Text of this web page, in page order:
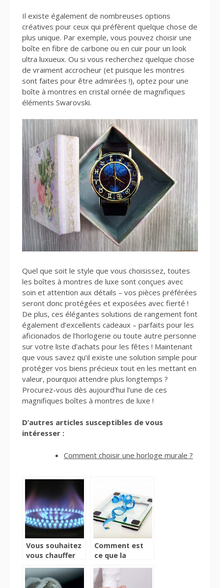
Il existe également de nombreuses options
créatives pour ceux qui préfèrent quelque chose de
plus unique. Par exemple, vous pouvez choisir une
boîte en fibre de carbone ou en cuir pour un look
ultra luxueux. Ou si vous recherchez quelque chose
de vraiment accrocheur (et puisque les montres
sont faites pour être admirées !), optez pour une
boîte à montres en cristal ornée de magnifiques
éléments Swarovski.
Quel que soit le style que vous choisissez, toutes
les boîtes à montres de luxe sont conçues avec
soin et attention aux détails – vos pièces préférées
seront donc protégées et exposées avec fierté !
De plus, ces élégantes solutions de rangement font
également d’excellents cadeaux – parfaits pour les
aficionados de l’horlogerie ou toute autre personne
sur votre liste d’achats pour les fêtes ! Maintenant
que vous savez qu’il existe une solution simple pour
protéger vos biens précieux tout en les mettant en
valeur, pourquoi attendre plus longtemps ?
Procurez-vous dès aujourd’hui l’une de ces
magnifiques boîtes à montres de luxe !
D’autres articles susceptibles de vous
intéresser :
Comment choisir une horloge murale ?
Vous souhaitez
vous chauffer
Jettez un coup
d’œil à ce
Comment est
ce que la
connectée
change notre